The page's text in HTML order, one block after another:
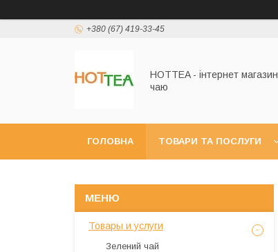
+380 (67) 419-33-45
HOTTEA - інтернет магазин
чаю
ГОЛОВНА ТОВАРИ ТА ПОСЛУГИ
Товары и услуги
Зелений чай